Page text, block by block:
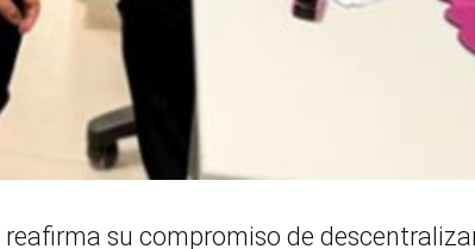
su compromiso de